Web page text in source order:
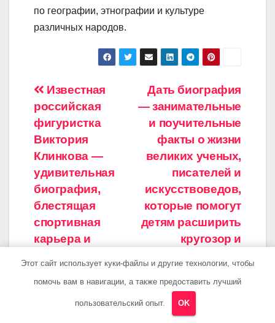
по географии, этнографии и культуре
различных народов.
Навигация
по
записям
Дать биография
— занимательные
и поучительные
факты о жизни
великих ученых,
писателей и
искусствоведов,
которые помогут
детям расширить
кругозор и
Известная
российская
фигуристка
Виктория
Клинкова —
удивительная
биография,
блестящая
спортивная
карьера и
личная жизнь
Этот сайт использует куки-файлы и другие технологии, чтобы
помочь вам в навигации, а также предоставить лучший
пользовательский опыт. OK